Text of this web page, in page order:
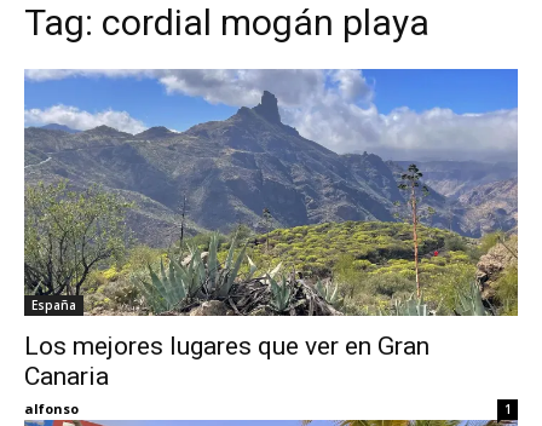
World
Thru
My
Tag: cordial mogán playa
España
Los mejores lugares que ver en Gran
Canaria
alfonso 1